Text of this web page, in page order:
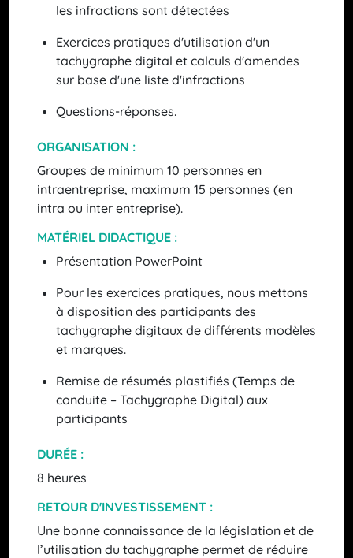
les infractions sont détectées
Exercices pratiques d'utilisation d'un
tachygraphe digital et calculs d'amendes
sur base d'une liste d'infractions
Questions-réponses.
ORGANISATION :
Groupes de minimum 10 personnes en
intraentreprise, maximum 15 personnes (en
intra ou inter entreprise).
MATÉRIEL DIDACTIQUE :
Présentation PowerPoint
Pour les exercices pratiques, nous mettons
à disposition des participants des
tachygraphe digitaux de différents modèles
et marques.
Remise de résumés plastifiés (Temps de
conduite – Tachygraphe Digital) aux
participants
DURÉE :
8 heures
RETOUR D'INVESTISSEMENT :
Une bonne connaissance de la législation et de
l’utilisation du tachygraphe permet de réduire